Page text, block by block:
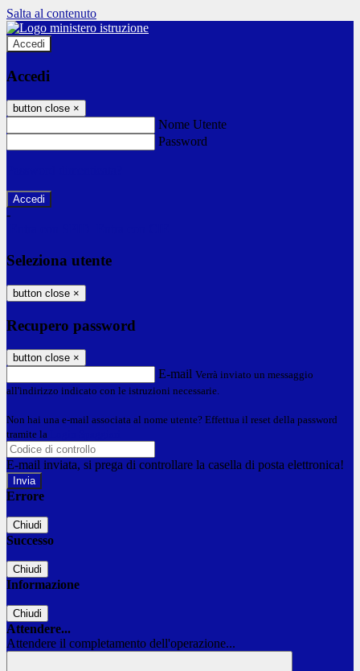
Salta al contenuto
Accedi
Accedi
button close ×
Nome Utente
Password
-
Seleziona utente
button close ×
Recupero password
button close ×
E-mail Verrà inviato un messaggio
all'indirizzo indicato con le istruzioni necessarie.
Non hai una e-mail associata al nome utente? Effettua il reset della password
tramite la
E-mail inviata, si prega di controllare la casella di posta elettronica!
Errore
Chiudi
Successo
Chiudi
Informazione
Chiudi
Attendere...
Attendere il completamento dell'operazione...